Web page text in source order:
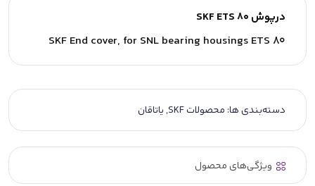
درپوش SKF ETS 80
SKF End cover, for SNL bearing housings ETS 80
دسته‌بندی ها: محصولات SKF ,یاتاقان
ویژگی‌های محصول